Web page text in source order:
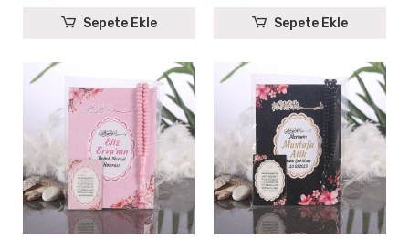
Sepete Ekle Sepete Ekle